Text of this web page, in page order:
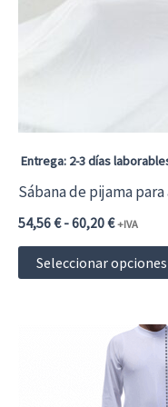
Entrega: 2-3 días
Sábana de pijama
54,56€ -60,20€Rango
precios:
desde
60,20
+IVA
Seleccionar opciones